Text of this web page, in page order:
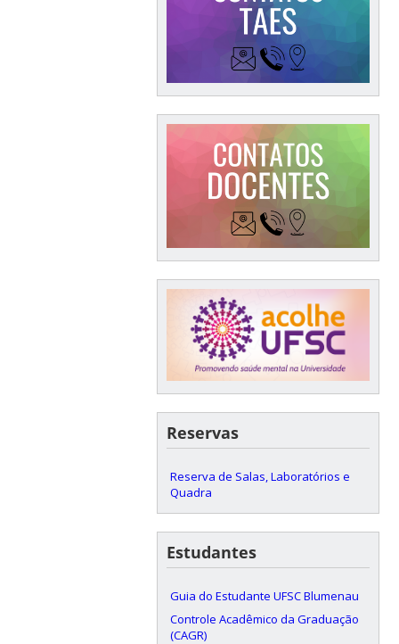
Reservas
Reserva de Salas, Laboratórios e
Quadra
Estudantes
Guia do Estudante UFSC Blumenau
Controle Acadêmico da Graduação
(CAGR)